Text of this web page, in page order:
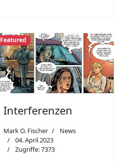
Featured
Interferenzen
Mark O. Fischer
News
04. April 2023
Zugriffe: 7373